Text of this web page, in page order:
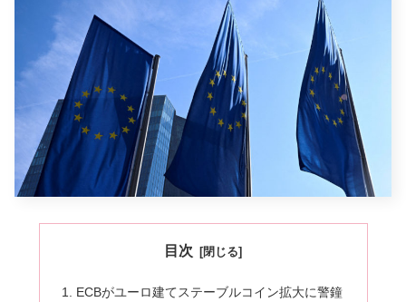
目次
ECBがユーロ建てステーブルコイン拡大に警鐘